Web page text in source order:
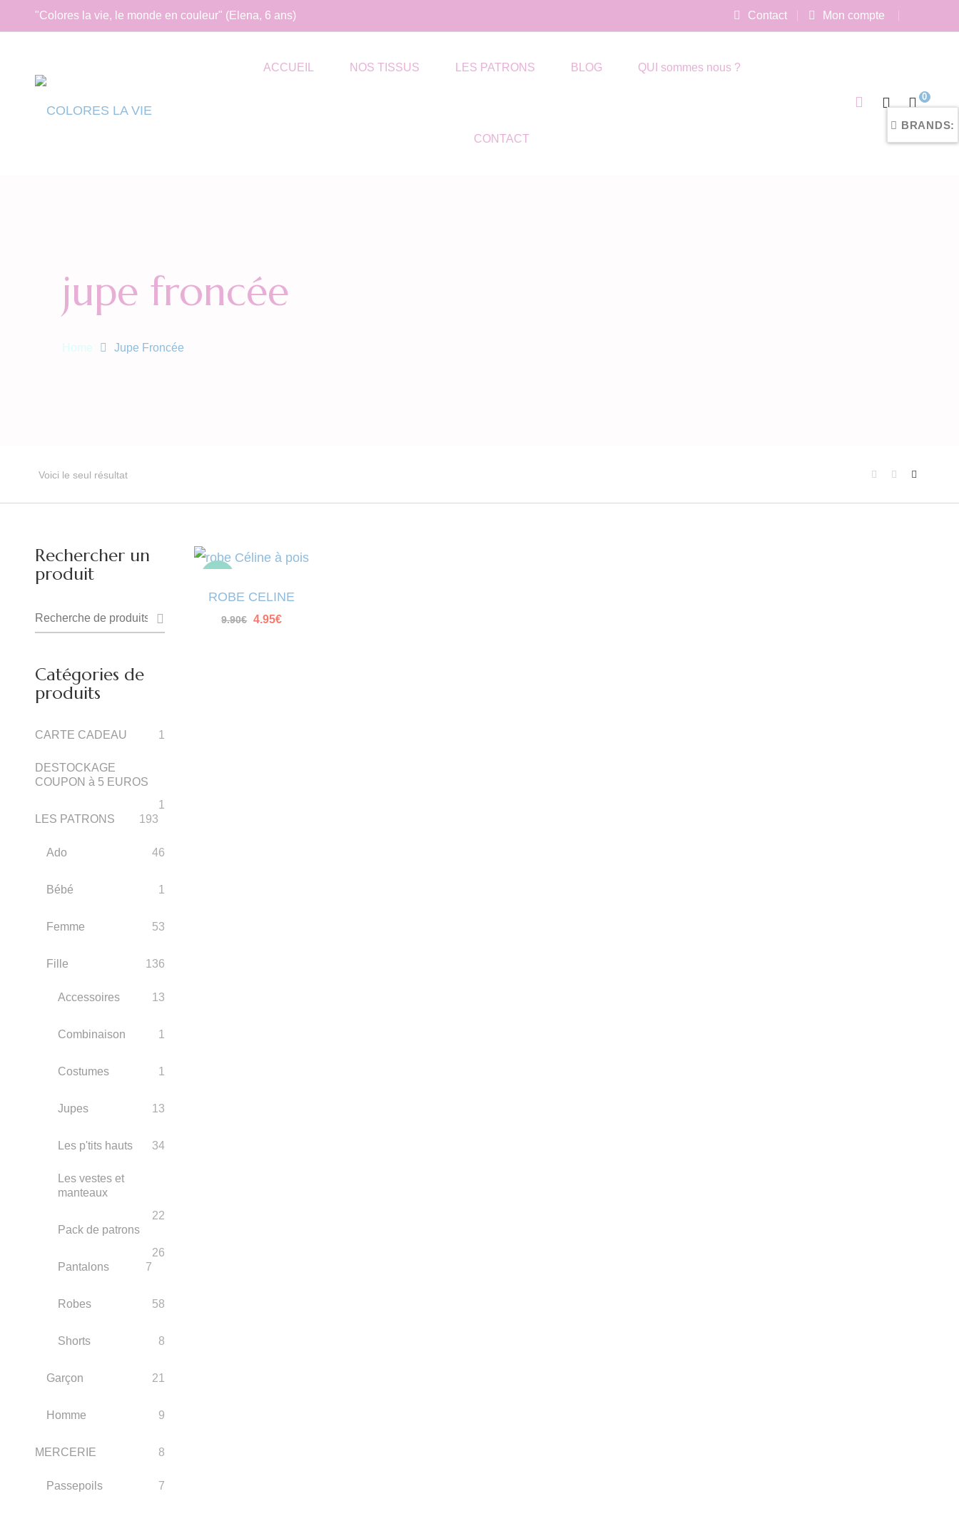
"Colores la vie, le monde en couleur" (Elena, 6 ans) Contact Mon compte
ACCUEIL NOS TISSUS LES PATRONS BLOG QUI sommes nous ?
CONTACT
0
jupe froncée
Home Jupe Froncée
Voici le seul résultat
ROBE CELINE
9.90€ Le
4.95€
Rechercher un
produit
Recherche
Catégories de
produits
CARTE CADEAU 1
DESTOCKAGE
COUPON à 5 EUROS
1
LES PATRONS
193
Ado 46
Bébé 1
Femme 53
Fille 136
Accessoires 13
Combinaison 1
Costumes 1
Jupes 13
Les p'tits hauts 34
Les vestes et
manteaux
22
Pack de patrons
26
Pantalons
7
Robes 58
Shorts 8
Garçon 21
Homme 9
MERCERIE 8
Passepoils 7
BRANDS: